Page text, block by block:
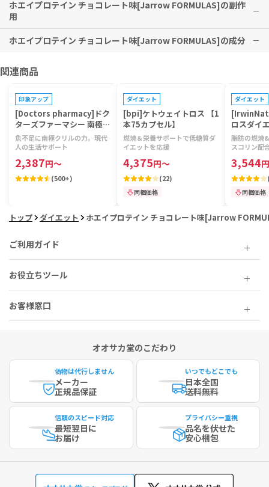
プロテインスムージーにする場合は、砕いた氷とブレンドし、お好み
でジュースやフルーツを加えてください。
また、シリアルやヨーグルト、パンケーキなどに混ぜて召し上がるこ
ともできます。
子供の手の届かないところに保管してください。
ホエイプロテイン チョコレート味[Jarrow FORMULAS]の副作
用
特に副作用は報告されておりませんが、異常を感じた際はただちに使
ホエイプロテイン チョコレート味[Jarrow FORMULAS]の成分
100% Ultrafiltered Whey Protein, Natural Cocoa Powder, Na
tural Semi-Sweet Chocolate, Guar Gum, Lecithin (from Sunfl
ower), Natural Vanilla Flavor and Monk Fruit Extract.
100％超濾過ホエイプロテイン、天然ココアパウダー、天然セミスイ
ートチョコレート、グアーガム、レシチン（ヒマワリ由来）、天然バ
ニラ香料、羅漢果エキス
関連商品
印象アップ
[Doctors pharmacy]ドク
ターズファーマシー 南極ク
リルビタミン 【1袋120
粒】
魚不足に南極クリルの力。現代
人の生活サポート
2,387円～
(500+)
ダイエット
[bpi]ケトウェイトロス 【1
本75カプセル】
燃焼＆栄養サポートで低糖質ダ
イエットを応援
4,375円～
(22)
同梱価格
ダイエット
ロスダイ
キッドフ
脂肪の燃焼
スコリン配
3,544円
同梱価格
トップ ダイエット ホエイプロテイン チョコレート味[Jarrow
ご利用ガイド
お役立ちツール
お客様窓口
オオサカ堂のこだわり
偽物は代行しません
メーカー
正規品保証
いつでもどこでも
日本全国
送料無料
信頼のスピード対応
最短翌日に
お届け
プライバシー重視
品名を伏せた
安心梱包